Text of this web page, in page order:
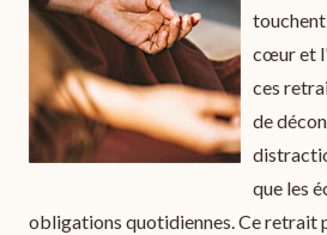
cœur et
ces
de
que les
obligations quotidiennes. Ce retrait